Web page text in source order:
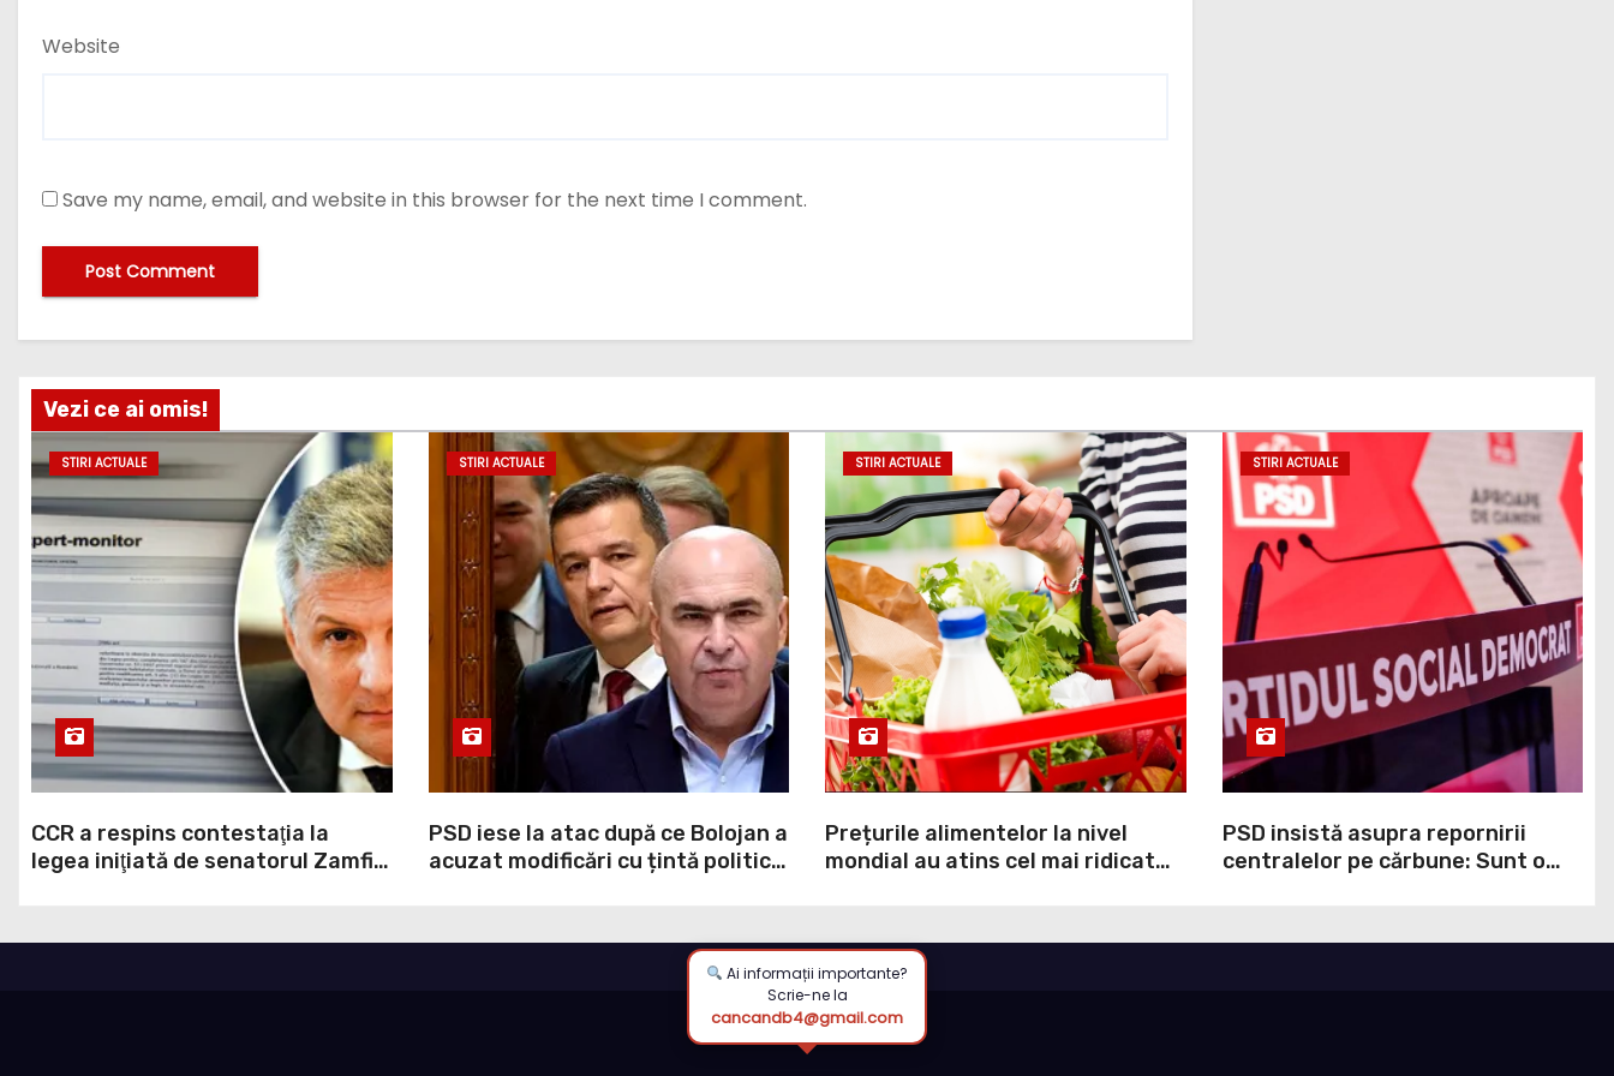
Website
Save my name, email, and website in this browser for the next time I comment.
Vezi ce ai omis!
STIRI ACTUALE
CCR a respins contestaţia la
legea iniţiată de senatorul Zamfir
zonele protejate
STIRI ACTUALE
PSD iese la atac după ce Bolojan a
acuzat modificări cu țintă politică
acopere culpa PNL-USR
STIRI ACTUALE
Prețurile alimentelor la nivel
mondial au atins cel mai ridicat
mai mult (+5,8%), pe fondul
secetei, dar și al temerilor că
războiul din Ucraina va perturba
din nou exporturile prin Marea
Neagră.
STIRI ACTUALE
PSD insistă asupra repornirii
centralelor pe cărbune: Sunt o
Ai informații importante?
Scrie-ne la
cancandb4@gmail.com